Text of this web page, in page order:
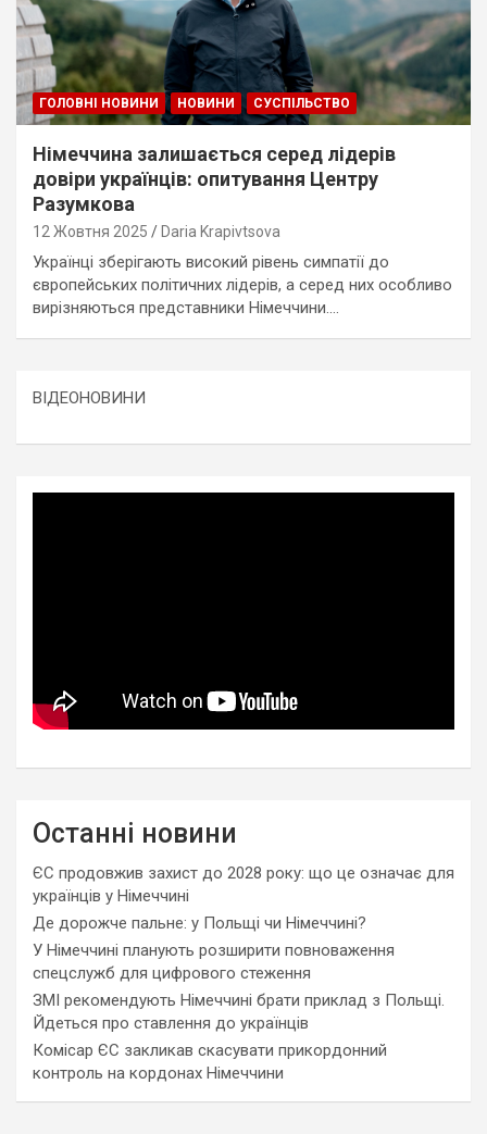
ГОЛОВНІ НОВИНИ НОВИНИ СУСПІЛЬСТВО
Німеччина залишається серед лідерів
довіри українців: опитування Центру
Разумкова
12 Жовтня 2025 Daria Krapivtsova
Українці зберігають високий рівень симпатії до
європейських політичних лідерів, а серед них особливо
вирізняються представники Німеччини.…
ВІДЕОНОВИНИ
Останні новини
ЄС продовжив захист до 2028 року: що це означає для
українців у Німеччині
Де дорожче пальне: у Польщі чи Німеччині?
У Німеччині планують розширити повноваження
спецслужб для цифрового стеження
ЗМІ рекомендують Німеччині брати приклад з Польщі.
Йдеться про ставлення до українців
Комісар ЄС закликав скасувати прикордонний
контроль на кордонах Німеччини